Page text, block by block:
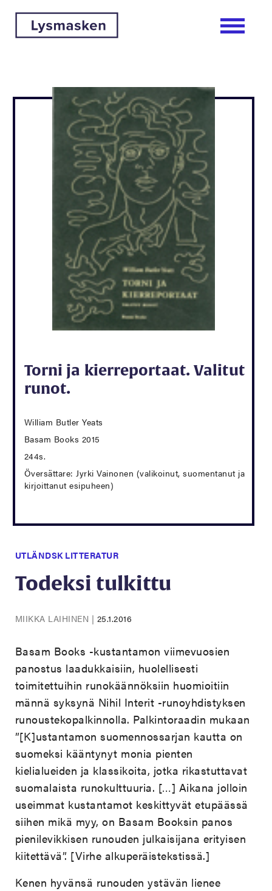
Torni ja kierreportaat. Valitut
runot.
William Butler Yeats
Basam Books 2015
244s.
Översättare: Jyrki Vainonen (valikoinut, suomentanut ja
kirjoittanut esipuheen)
UTLÄNDSK LITTERATUR
Todeksi tulkittu
MIIKKA LAIHINEN | 25.1.2016
Basam Books -kustantamon viimevuosien
panostus laadukkaisiin, huolellisesti
toimitettuihin runokäännöksiin huomioitiin
männä syksynä Nihil Interit -runoyhdistyksen
runoustekopalkinnolla. Palkintoraadin mukaan
”[K]ustantamon suomennossarjan kautta on
suomeksi kääntynyt monia pienten
kielialueiden ja klassikoita, jotka rikastuttavat
suomalaista runokulttuuria. […] Aikana jolloin
useimmat kustantamot keskittyvät etupäässä
siihen mikä myy, on Basam Booksin panos
pienilevikkisen runouden julkaisijana erityisen
kiitettävä”. [Virhe alkuperäistekstissä.]
Kenen hyvänsä runouden ystävän lienee